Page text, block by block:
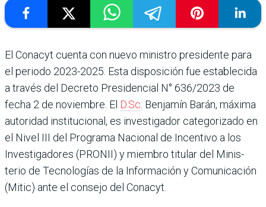
El Conacyt cuenta con nuevo ministro presidente para
el periodo 2023-2025. Esta disposición fue establecida
a través del Decreto Presiden­cial N° 636/2023 de
fecha 2 de noviembre. El D.Sc. Benjamín Barán, máxima
autoridad institucional, es investigador categorizado en
el Nivel III del Programa Nacional de Incentivo a los
Investigadores (PRONII) y miembro titular del Minis­
terio de Tecnologías de la Información y Comunica­ción
(Mitic) ante el consejo del Conacyt.